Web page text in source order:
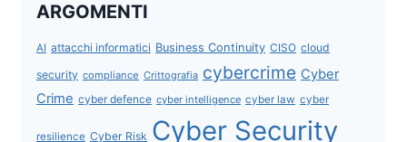
ARGOMENTI
AI attacchi informatici Business Continuity CISO cloud
security compliance Crittografia cybercrime Cyber
Crime cyber defence cyber intelligence cyber law cyber
resilience Cyber Risk Cyber Security